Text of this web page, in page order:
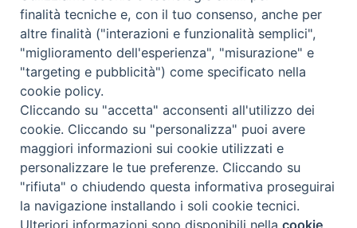
Via Beltrani, 9
76125 Trani BT
Centralino Tel. 0883 494211
Cancelleria Tel. 0883 494204
cancelleria@arcidiocesitrani.it
Copyright © Arcidiocesi di Trani Barletta Bisceglie
Riproduzione dei contenuti solo con permesso. Tutti i diritti sono
riservati -Informativa sulla Privacy
finalità tecniche e, con il tuo consenso, anche per
altre finalità ("interazioni e funzionalità semplici",
"miglioramento dell'esperienza", "misurazione" e
"targeting e pubblicità") come specificato nella
cookie policy.
Cliccando su "accetta" acconsenti all'utilizzo dei
cookie. Cliccando su "personalizza" puoi avere
maggiori informazioni sui cookie utilizzati e
personalizzare le tue preferenze. Cliccando su
"rifiuta" o chiudendo questa informativa proseguirai
la navigazione installando i soli cookie tecnici.